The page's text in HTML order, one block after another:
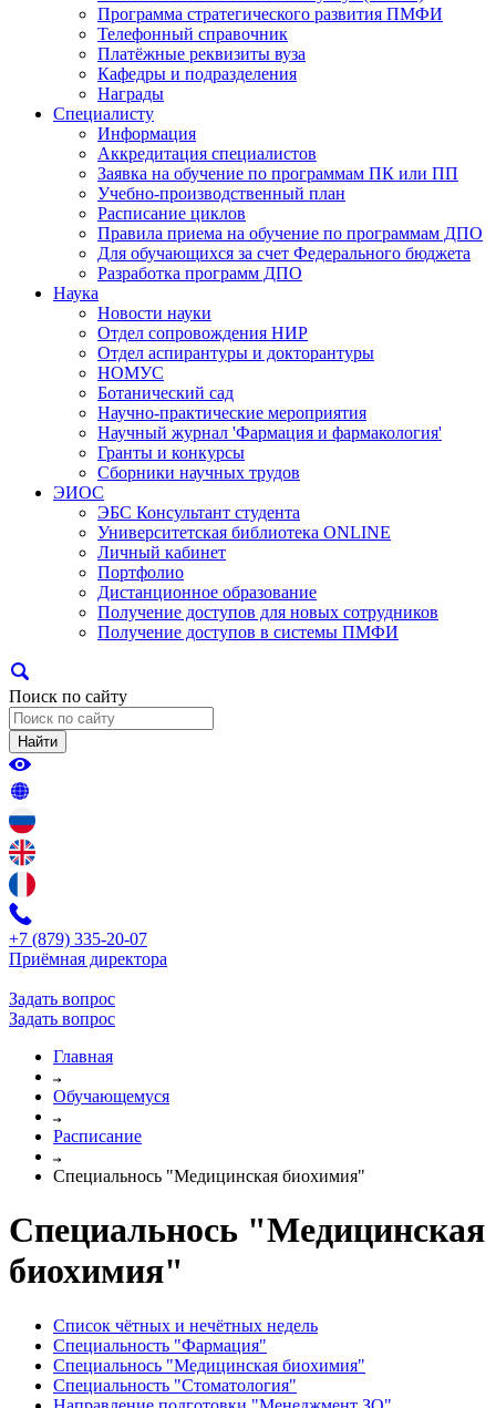
Программа стратегического развития ПМФИ
Телефонный справочник
Платёжные реквизиты вуза
Кафедры и подразделения
Награды
Специалисту
Информация
Аккредитация специалистов
Заявка на обучение по программам ПК или ПП
Учебно-производственный план
Расписание циклов
Правила приема на обучение по программам ДПО
Для обучающихся за счет Федерального бюджета
Разработка программ ДПО
Наука
Новости науки
Отдел сопровождения НИР
Отдел аспирантуры и докторантуры
НОМУС
Ботанический сад
Научно-практические мероприятия
Научный журнал 'Фармация и фармакология'
Гранты и конкурсы
Сборники научных трудов
ЭИОС
ЭБС Консультант студента
Университетская библиотека ONLINE
Личный кабинет
Портфолио
Дистанционное образование
Получение доступов для новых сотрудников
Получение доступов в системы ПМФИ
Поиск по сайту
Найти
+7 (879) 335-20-07
Приёмная директора
Задать вопрос
Задать вопрос
Главная
Обучающемуся
Расписание
Специальнось "Медицинская биохимия"
Специальнось "Медицинская
биохимия"
Список чётных и нечётных недель
Специальность "Фармация"
Специальнось "Медицинская биохимия"
Специальность "Стоматология"